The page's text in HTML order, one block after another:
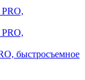
быстросъемное